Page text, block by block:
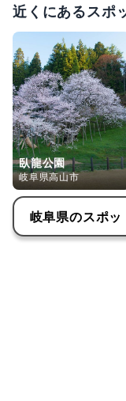
近くにあるスポ
臥龍公園
岐阜県高山市
岐阜県のスポッ